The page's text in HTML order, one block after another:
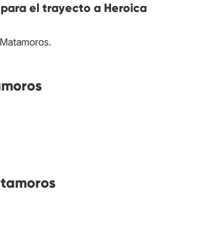
el trayecto a Heroica